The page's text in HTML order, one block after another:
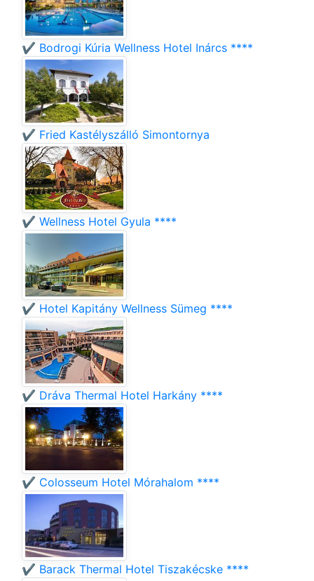
✔️ Bodrogi Kúria Wellness Hotel Inárcs ****
✔️ Fried Kastélyszálló Simontornya
✔️ Wellness Hotel Gyula ****
✔️ Hotel Kapitány Wellness Sümeg ****
✔️ Dráva Thermal Hotel Harkány ****
✔️ Colosseum Hotel Mórahalom ****
✔️ Barack Thermal Hotel Tiszakécske ****